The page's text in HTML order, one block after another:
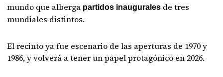
mundo que alberga partidos inaugurales de tres
mundiales distintos.
El recinto ya fue escenario de las aperturas de 1970 y
1986, y volverá a tener un papel protagónico en 2026.